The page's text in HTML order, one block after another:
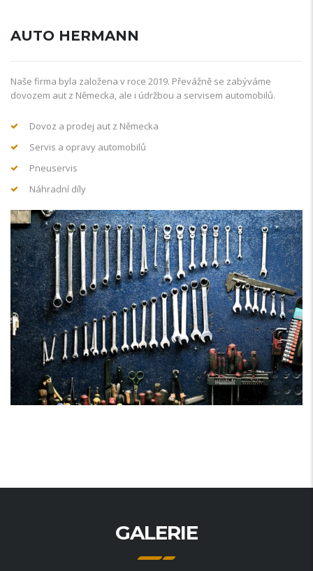
AUTO HERMANN
Naše firma byla založena v roce 2019. Převážně se zabýváme
dovozem aut z Německa, ale i údržbou a servisem automobilů.
Dovoz a prodej aut z Německa
Servis a opravy automobilů
Pneuservis
Náhradní díly
GALERIE